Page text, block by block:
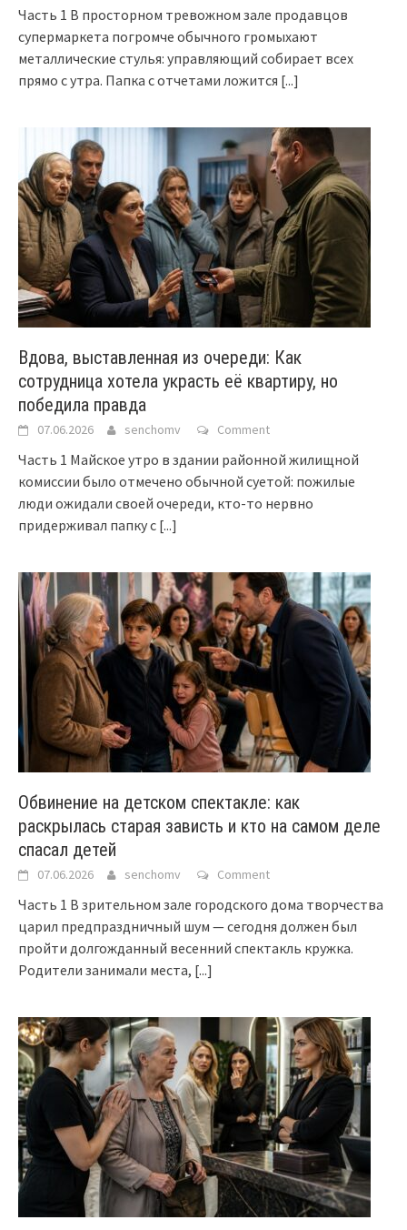
Часть 1 В просторном тревожном зале продавцов
супермаркета погромче обычного громыхают
металлические стулья: управляющий собирает всех
прямо с утра. Папка с отчетами ложится [...]
Вдова, выставленная из очереди: Как
сотрудница хотела украсть её квартиру, но
победила правда
07.06.2026 senchomv Comment
Часть 1 Майское утро в здании районной жилищной
комиссии было отмечено обычной суетой: пожилые
люди ожидали своей очереди, кто-то нервно
придерживал папку с [...]
Обвинение на детском спектакле: как
раскрылась старая зависть и кто на самом деле
спасал детей
07.06.2026 senchomv Comment
Часть 1 В зрительном зале городского дома творчества
царил предпраздничный шум — сегодня должен был
пройти долгожданный весенний спектакль кружка.
Родители занимали места, [...]